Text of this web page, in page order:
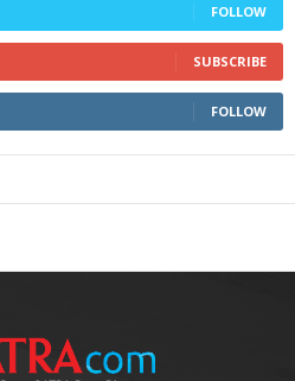
FOLLOW
SUBSCRIBE
FOLLOW